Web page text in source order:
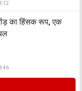
का हिंसक रूप, एक